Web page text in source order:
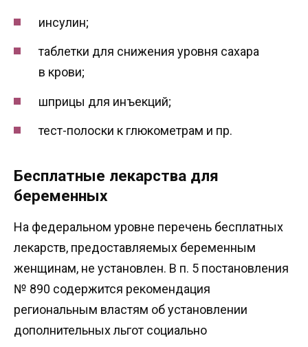
инсулин;
таблетки для снижения уровня сахара
в крови;
шприцы для инъекций;
тест-полоски к глюкометрам и пр.
Бесплатные лекарства для
беременных
На федеральном уровне перечень бесплатных
лекарств, предоставляемых беременным
женщинам, не установлен. В п. 5 постановления
№ 890 содержится рекомендация
региональным властям об установлении
дополнительных льгот социально